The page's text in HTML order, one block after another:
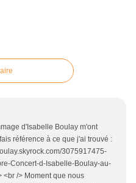
d'Isabelle Boulay m'ont
référence à ce que j'ai trouvé :
3075917475-
Concert-d-Isabelle-Boulay-au-
<br /> Moment que nous